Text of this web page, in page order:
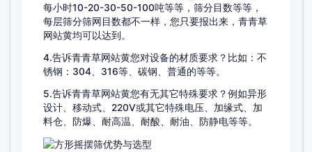
每小时10-20-30-50-100吨等等，筛分目数等等，
每层筛分筛网目数都不一样，您只要报出来，青青草
网站黄均可以达到。
4.告诉青青草网站黄您对设备的材质要求？比如：不
锈钢：304、316等、碳钢、普通的等等。
5.告诉青青草网站黄您有无其它特殊要求？例如异形
设计、移动式、220V或其它特殊电压、加缘式、加
料仓、防爆、耐高温、耐酸、耐油、防静电等等。